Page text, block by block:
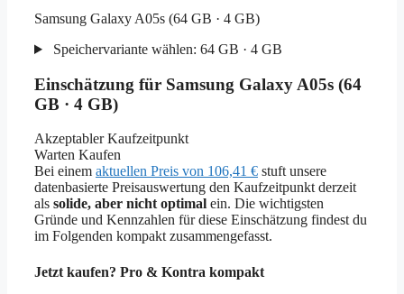
Samsung Galaxy A05s (64 GB · 4 GB)
Speichervariante wählen: 64 GB · 4 GB
Einschätzung für Samsung Galaxy A05s (64
GB · 4 GB)
Akzeptabler Kaufzeitpunkt
Warten Kaufen
Bei einem aktuellen Preis von 106,41 € stuft unsere
datenbasierte Preisauswertung den Kaufzeitpunkt derzeit
als solide, aber nicht optimal ein. Die wichtigsten
Gründe und Kennzahlen für diese Einschätzung findest du
im Folgenden kompakt zusammengefasst.
Jetzt kaufen? Pro & Kontra kompakt